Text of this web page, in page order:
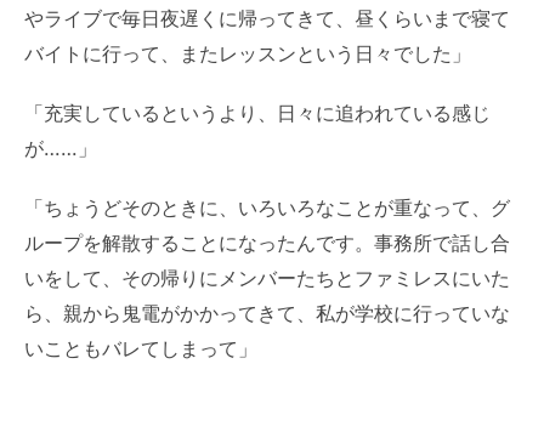
やライブで毎日夜遅くに帰ってきて、昼くらいまで寝て
バイトに行って、またレッスンという日々でした」
「充実しているというより、日々に追われている感じ
が……」
「ちょうどそのときに、いろいろなことが重なって、グ
ループを解散することになったんです。事務所で話し合
いをして、その帰りにメンバーたちとファミレスにいた
ら、親から鬼電がかかってきて、私が学校に行っていな
いこともバレてしまって」